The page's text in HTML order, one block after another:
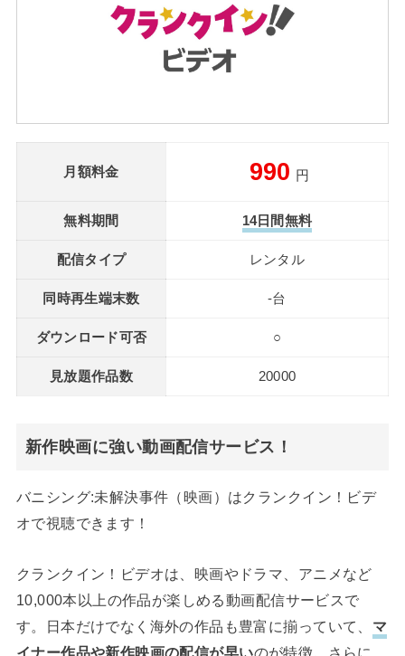
月額料金 990 円
無料期間 14日間無料
配信タイプ レンタル
同時再生端末数 -台
ダウンロード可否 ○
見放題作品数 20000
新作映画に強い動画配信サービス！
バニシング:未解決事件（映画）はクランクイン！ビデ
オで視聴できます！
クランクイン！ビデオは、映画やドラマ、アニメなど
10,000本以上の作品が楽しめる動画配信サービスで
す。日本だけでなく海外の作品も豊富に揃っていて、 マ
イナー作品や新作映画の配信が早いのが特徴。さらに、